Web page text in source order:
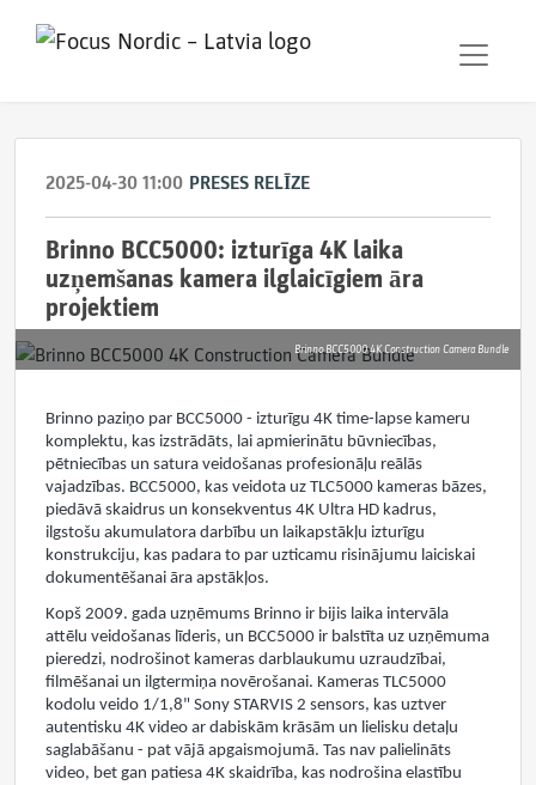
2025-04-30 11:00 PRESES RELĪZE
Brinno BCC5000: izturīga 4K laika
uzņemšanas kamera ilglaicīgiem āra
projektiem
Brinno BCC5000 4K Construction Camera Bundle
Brinno paziņo par BCC5000 - izturīgu 4K time-lapse kameru
komplektu, kas izstrādāts, lai apmierinātu būvniecības,
pētniecības un satura veidošanas profesionāļu reālās
vajadzības. BCC5000, kas veidota uz TLC5000 kameras bāzes,
piedāvā skaidrus un konsekventus 4K Ultra HD kadrus,
ilgstošu akumulatora darbību un laikapstākļu izturīgu
konstrukciju, kas padara to par uzticamu risinājumu laiciskai
dokumentēšanai āra apstākļos.
Kopš 2009. gada uzņēmums Brinno ir bijis laika intervāla
attēlu veidošanas līderis, un BCC5000 ir balstīta uz uzņēmuma
pieredzi, nodrošinot kameras darblaukumu uzraudzībai,
filmēšanai un ilgtermiņa novērošanai. Kameras TLC5000
kodolu veido 1/1,8" Sony STARVIS 2 sensors, kas uztver
autentisku 4K video ar dabiskām krāsām un lielisku detaļu
saglabāšanu - pat vājā apgaismojumā. Tas nav palielināts
video, bet gan patiesa 4K skaidrība, kas nodrošina elastību